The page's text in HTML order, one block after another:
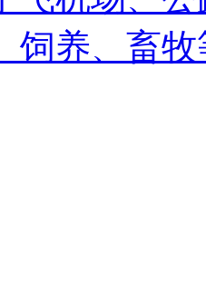
饲养、畜